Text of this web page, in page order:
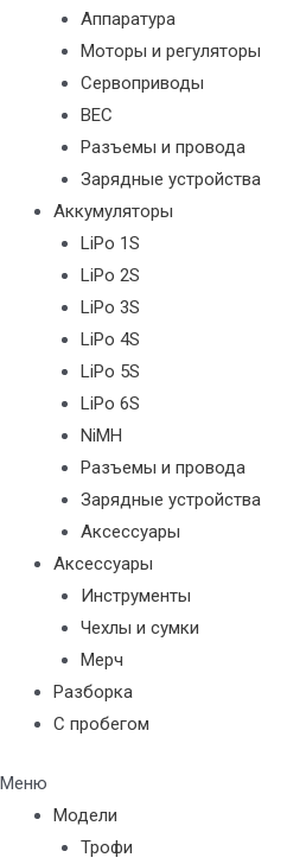
Аппаратура
Моторы и регуляторы
Сервоприводы
BEC
Разъемы и провода
Зарядные устройства
Аккумуляторы
LiPo 1S
LiPo 2S
LiPo 3S
LiPo 4S
LiPo 5S
LiPo 6S
NiMH
Разъемы и провода
Зарядные устройства
Аксессуары
Аксессуары
Инструменты
Чехлы и сумки
Мерч
Разборка
С пробегом
Меню
Модели
Трофи